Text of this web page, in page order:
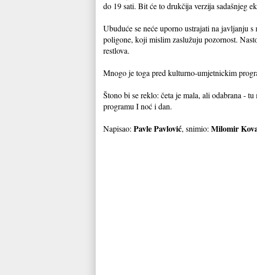
do 19 sati. Bit će to drukčija verzija sadašnjeg
Ubuduće se neće uporno ustrajati na javljanju
poligone, koji mislim zaslužuju pozornost.
restlova.
Mnogo je toga pred kulturno-umjetnickim
Štono bi se reklo: četa je mala, ali odabrana -
programu I noć i dan.
Napisao: Pavle Pavlović, snimio: Milomir